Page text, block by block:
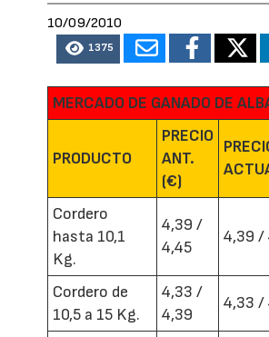
10/09/2010
1375
MERCADO DE GANADO DE
PRODUCTO
PRECIO
ANT.
(€)
Cordero
hasta 10,1
Kg.
4,39 /
4,45
4,39 /
Cordero de
10,5 a 15 Kg.
4,33 /
4,39
4,33 /